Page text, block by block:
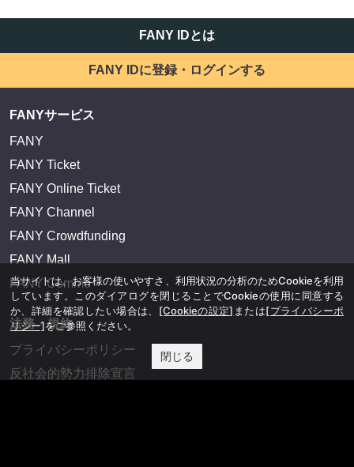
FANY IDとは
FANY IDに登録・ログインする
FANYサービス
FANY
FANY Ticket
FANY Online Ticket
FANY Channel
FANY Crowdfunding
FANY Mall
FANY Commu
法務・規約
プライバシーポリシー
反社会的勢力排除宣言
当サイトは、お客様の使いやすさ、利用状況の分析のためCookieを利用
しています。このダイアログを閉じることでCookieの使用に同意する
か、詳細を確認したい場合は、 [Cookieの設定] または[プライバシーポ
リシー]をご参照ください。
閉じる